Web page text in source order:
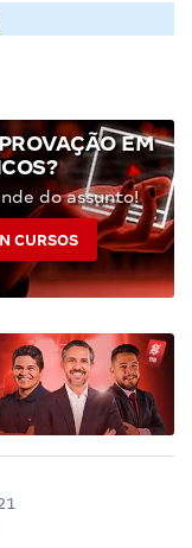
EM
do assunto!
CURSOS